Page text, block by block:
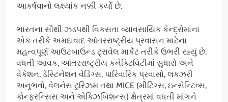
આકર્ષવાનો લક્ષ્યાંક નક્કી કર્યો છે.
ભારતના સૌથી ઝડપથી વિકસતા વ્યાવસાયિક કેન્દ્રોમાંના
એક તરીકે અમદાવાદ આંતરરાષ્ટ્રીય પ્રવાસન માટેના
મહત્વપૂર્ણ આઉટબાઉન્ડ ટ્રાવેલ માર્કેટ તરીકે ઉભરી રહ્યું છે.
વધતી આવક, આંતરરાષ્ટ્રીય કનેક્ટિવિટીમાં સુધારો અને
વેકેશન, ડેસ્ટિનેશન વેડિંગ્સ, પારિવારિક પ્રવાસો, લક્ઝરી
અનુભવો, વેલનેસ ટુરિઝમ તથા MICE (મીટિંગ્સ, ઇન્સેન્ટિવ્સ,
કોન્ફરન્સિસ અને એક્ઝિબિશન્સ) ક્ષેત્રમાં વધતી માંગને